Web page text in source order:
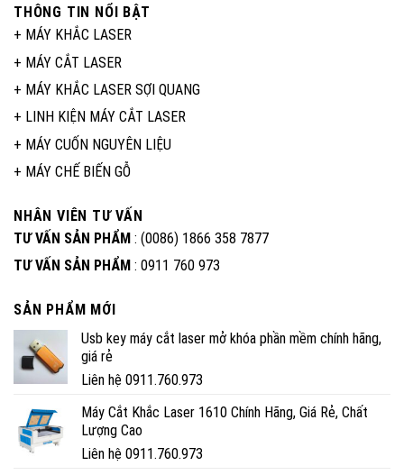
THÔNG TIN NỔI BẬT
+ MÁY KHẮC LASER
+ MÁY CẮT LASER
+ MÁY KHẮC LASER SỢI QUANG
+ LINH KIỆN MÁY CẮT LASER
+ MÁY CUỐN NGUYÊN LIỆU
+ MÁY CHẾ BIẾN GỖ
NHÂN VIÊN TƯ VẤN
TƯ VẤN SẢN PHẨM : (0086) 1866 358 7877
TƯ VẤN SẢN PHẨM : 0911 760 973
SẢN PHẨM MỚI
Usb key máy cắt laser mở khóa phần mềm chính hãng,
giá rẻ
Liên hệ 0911.760.973
Máy Cắt Khắc Laser 1610 Chính Hãng, Giá Rẻ, Chất
Lượng Cao
Liên hệ 0911.760.973